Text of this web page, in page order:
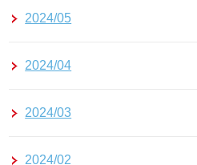
2024/05
2024/04
2024/03
2024/02